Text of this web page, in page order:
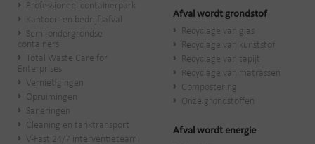
Professioneel containerpark
Kantoor- en bedrijfsafval
Semi-ondergrondse
containers
Total Waste Care for
Enterprises
Vernietigingen
Opruimingen
Saneringen
Cleaning en tanktransport
V-Fast 24/7 interventieteam
Afval wordt grondstof
Recyclage van glas
Recyclage van kunststof
Recyclage van tapijt
Recyclage van matrassen
Compostering
Onze grondstoffen
Afval wordt energie